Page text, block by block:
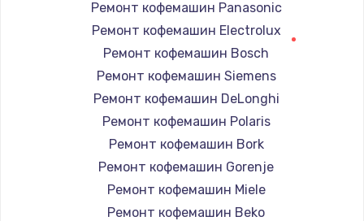
Ремонт кофемашин Panasonic
Ремонт кофемашин Electrolux
Ремонт кофемашин Bosch
Ремонт кофемашин Siemens
Ремонт кофемашин DeLonghi
Ремонт кофемашин Polaris
Ремонт кофемашин Bork
Ремонт кофемашин Gorenje
Ремонт кофемашин Miele
Ремонт кофемашин Beko